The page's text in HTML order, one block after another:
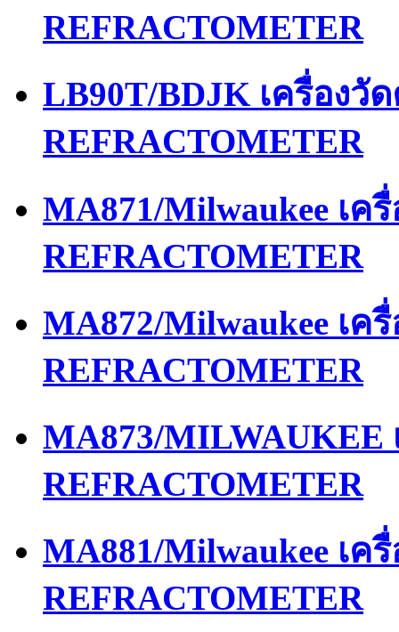
REFRACTOMETER
LB90T/BDJK เครื่องวั
REFRACTOMETER
MA871/Milwaukee เ
REFRACTOMETER
MA872/Milwaukee เค
REFRACTOMETER
MA873/MILWAUKEE
REFRACTOMETER
MA881/Milwaukee เค
REFRACTOMETER